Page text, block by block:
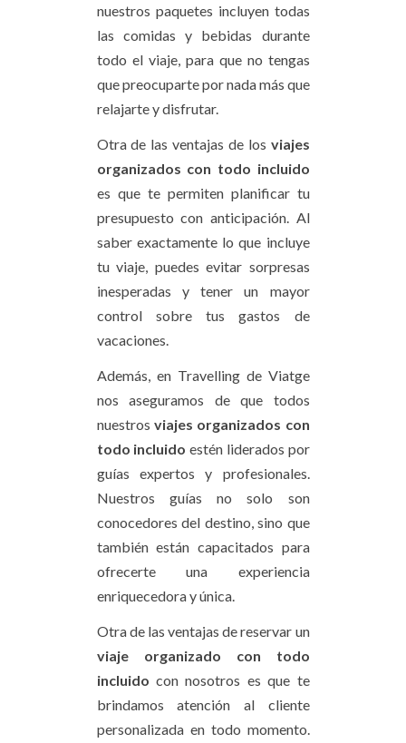
nuestros paquetes incluyen todas
las comidas y bebidas durante
todo el viaje, para que no tengas
que preocuparte por nada más que
relajarte y disfrutar.
Otra de las ventajas de los viajes
organizados con todo incluido
es que te permiten planificar tu
presupuesto con anticipación. Al
saber exactamente lo que incluye
tu viaje, puedes evitar sorpresas
inesperadas y tener un mayor
control sobre tus gastos de
vacaciones.
Además, en Travelling de Viatge
nos aseguramos de que todos
nuestros viajes organizados con
todo incluido estén liderados por
guías expertos y profesionales.
Nuestros guías no solo son
conocedores del destino, sino que
también están capacitados para
ofrecerte una experiencia
enriquecedora y única.
Otra de las ventajas de reservar un
viaje organizado con todo
incluido con nosotros es que te
brindamos atención al cliente
personalizada en todo momento.